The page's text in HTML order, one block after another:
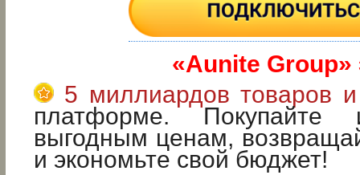
«Aunite Group»
5 миллиардов товаров и
платформе.
выгодным ценам,
и экономьте свой бюджет!